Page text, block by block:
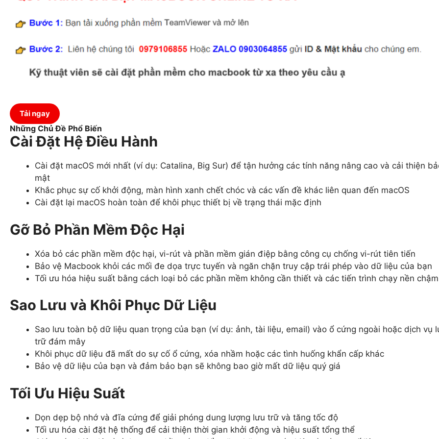
Tải ngay
Những Chủ Đề Phổ Biến
Cài Đặt Hệ Điều Hành
Cài đặt macOS mới nhất (ví dụ: Catalina, Big Sur) để tận hưởng các tính năng nâng cao và cải thiện
mật
Khắc phục sự cố khởi động, màn hình xanh chết chóc và các vấn đề khác liên quan đến macOS
Cài đặt lại macOS hoàn toàn để khôi phục thiết bị về trạng thái mặc định
Gỡ Bỏ Phần Mềm Độc Hại
Xóa bỏ các phần mềm độc hại, vi-rút và phần mềm gián điệp bằng công cụ chống vi-rút tiên tiến
Bảo vệ Macbook khỏi các mối đe dọa trực tuyến và ngăn chặn truy cập trái phép vào dữ liệu của bạn
Tối ưu hóa hiệu suất bằng cách loại bỏ các phần mềm không cần thiết và các tiến trình chạy nền chậm
Sao Lưu và Khôi Phục Dữ Liệu
Sao lưu toàn bộ dữ liệu quan trọng của bạn (ví dụ: ảnh, tài liệu, email) vào ổ cứng ngoài hoặc dịch vụ
trữ đám mây
Khôi phục dữ liệu đã mất do sự cố ổ cứng, xóa nhầm hoặc các tình huống khẩn cấp khác
Bảo vệ dữ liệu của bạn và đảm bảo bạn sẽ không bao giờ mất dữ liệu quý giá
Tối Ưu Hiệu Suất
Dọn dẹp bộ nhớ và đĩa cứng để giải phóng dung lượng lưu trữ và tăng tốc độ
Tối ưu hóa cài đặt hệ thống để cải thiện thời gian khởi động và hiệu suất tổng thể